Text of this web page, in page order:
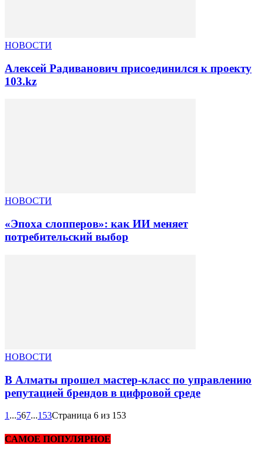
НОВОСТИ
Алексей Радиванович присоединился к проекту
103.kz
НОВОСТИ
«Эпоха слопперов»: как ИИ меняет
потребительский выбор
НОВОСТИ
В Алматы прошел мастер-класс по управлению
репутацией брендов в цифровой среде
1 ...567...153Страница 6 из 153
САМОЕ ПОПУЛЯРНОЕ